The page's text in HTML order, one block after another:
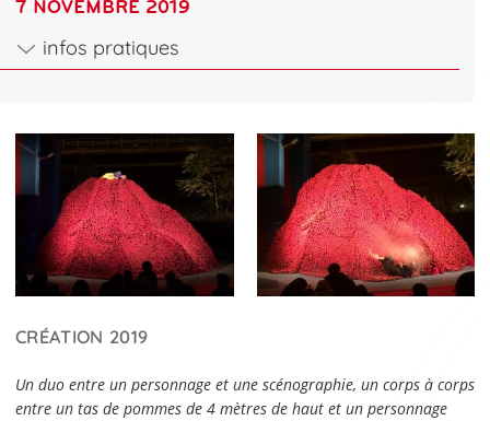
7 NOVEMBRE 2019
infos pratiques
CRÉATION 2019
Un duo entre un personnage et une scénographie, un corps à corps
entre un tas de pommes de 4 mètres de haut et un personnage